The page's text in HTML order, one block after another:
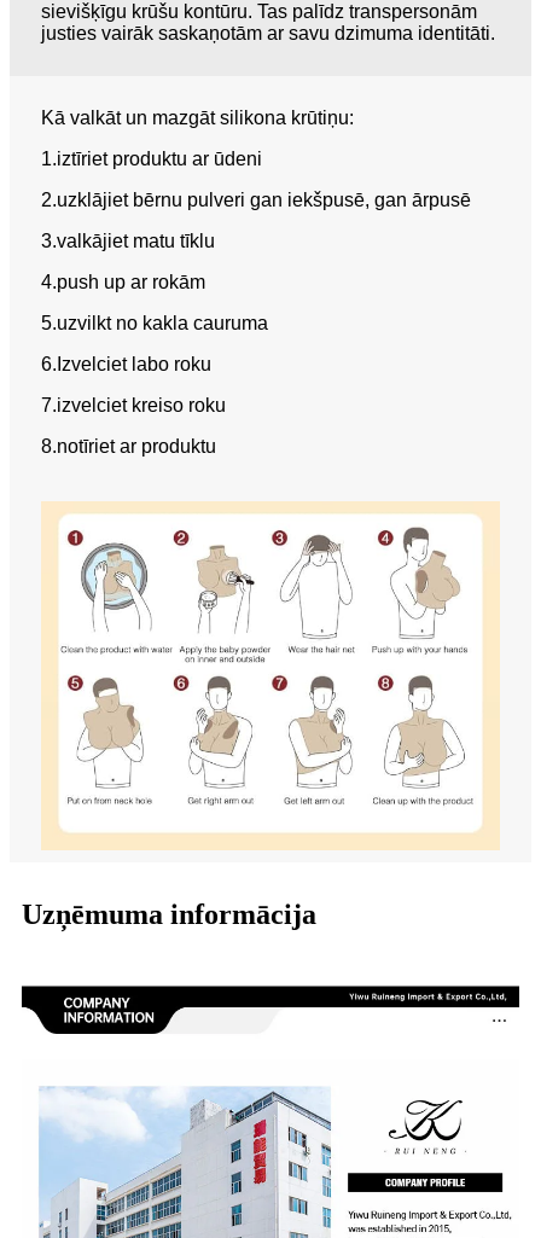
sievišķīgu krūšu kontūru. Tas palīdz transpersonām
justies vairāk saskaņotām ar savu dzimuma identitāti.
Kā valkāt un mazgāt silikona krūtiņu:
1.iztīriet produktu ar ūdeni
2.uzklājiet bērnu pulveri gan iekšpusē, gan ārpusē
3.valkājiet matu tīklu
4.push up ar rokām
5.uzvilkt no kakla cauruma
6.Izvelciet labo roku
7.izvelciet kreiso roku
8.notīriet ar produktu
Uzņēmuma informācija